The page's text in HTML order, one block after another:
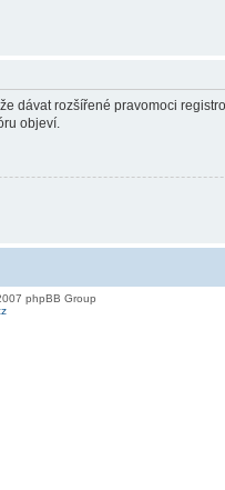
dávat rozšířené pravomoci
objeví.
phpBB Group